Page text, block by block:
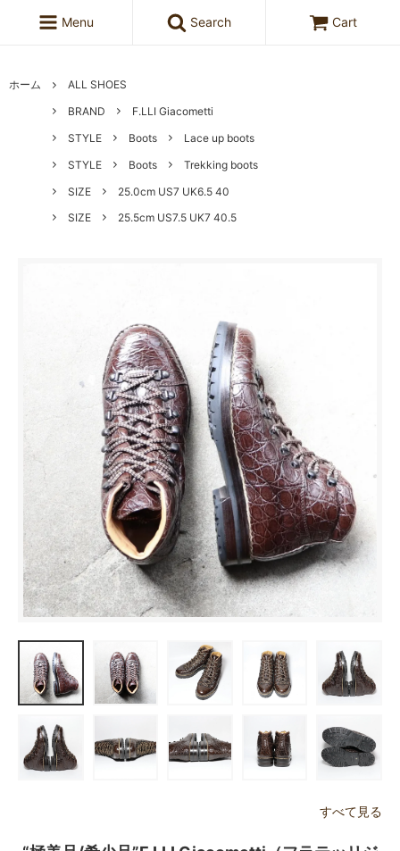
Menu Search Cart
ホーム
ALL SHOES
BRAND
F.LLI Giacometti
STYLE
Boots
Lace up boots
STYLE
Boots
Trekking boots
SIZE
25.0cm US7 UK6.5 40
SIZE
25.5cm US7.5 UK7 40.5
すべて見る